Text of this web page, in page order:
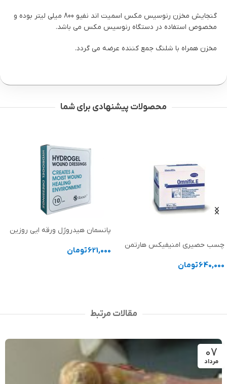
گنجایش مخزن رنوسیس مکس اسمیت اند نفیو 800 میلی لیتر بوده و
مخصوص استفاده در دستگاه رنوسیس مکس می باشد.
مخزن همراه با شلنگ جمع کننده عرضه می گردد.
محصولات پیشنهادی برای شما
چسب حصیری امنیفیکس هارتمن
640,000تومان
پانسمان هیدروژل ورقه ایی روزین
621,000تومان
مقالات مرتبط
07
مرداد